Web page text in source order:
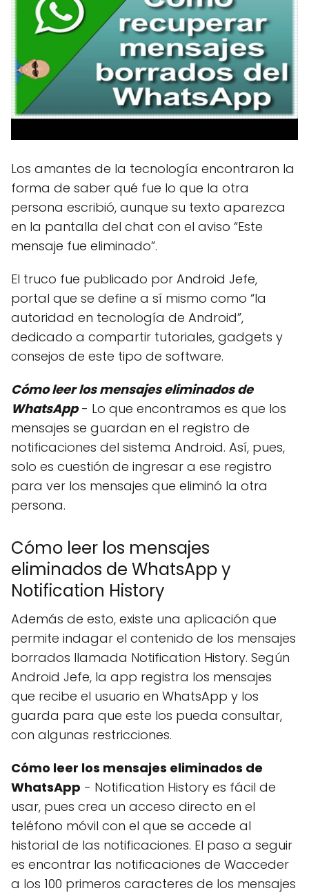
Los amantes de la tecnología encontraron la
forma de saber qué fue lo que la otra
persona escribió, aunque su texto aparezca
en la pantalla del chat con el aviso “Este
mensaje fue eliminado”.
El truco fue publicado por Android Jefe,
portal que se define a sí mismo como “la
autoridad en tecnología de Android”,
dedicado a compartir tutoriales, gadgets y
consejos de este tipo de software.
Cómo leer los mensajes eliminados de
WhatsApp- Lo que encontramos es que los
mensajes se guardan en el registro de
notificaciones del sistema Android. Así, pues,
solo es cuestión de ingresar a ese registro
para ver los mensajes que eliminó la otra
persona.
Cómo leer los mensajes
eliminados de WhatsApp y
Notification History
Además de esto, existe una aplicación que
permite indagar el contenido de los mensajes
borrados llamada Notification History. Según
Android Jefe, la app registra los mensajes
que recibe el usuario en WhatsApp y los
guarda para que este los pueda consultar,
con algunas restricciones.
Cómo leer los mensajes eliminados de
WhatsApp - Notification History es fácil de
usar, pues crea un acceso directo en el
teléfono móvil con el que se accede al
historial de las notificaciones. El paso a seguir
es encontrar las notificaciones de Wacceder
a los 100 primeros caracteres de los mensajes